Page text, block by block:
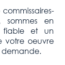
sommes en
fiable et un
votre oeuvre
demande.